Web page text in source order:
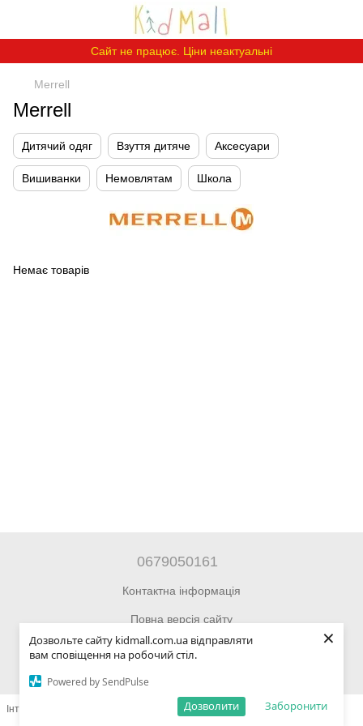
Дозвольте сайту kidmall.com.ua відправляти
вам сповіщення на робочий стіл.
Powered by SendPulse
Заборонити
Дозволити
×
Сайт не працює. Ціни неактуальні
Merrell
Merrell
Дитячий одяг Взуття дитяче Аксесуари
Вишиванки Немовлятам Школа
Немає товарів
0679050161
Контактна інформація
Повна версія сайту
© 2014—2026 Інтернет-магазин Kidmall.com.ua для дітей та
Інтернет-магазин створений з Хорошоп